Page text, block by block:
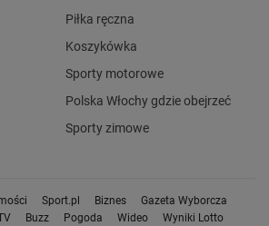
Piłka ręczna
Koszykówka
Sporty motorowe
Polska Włochy gdzie obejrzeć
Sporty zimowe
Sport.pl Biznes
Gazeta Wyborcza
Buzz Pogoda Wideo Wyniki Lotto